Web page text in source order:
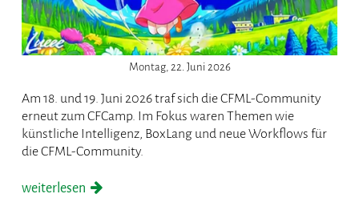
Montag, 22. Juni 2026
Am 18. und 19. Juni 2026 traf sich die CFML-Community
erneut zum CFCamp. Im Fokus waren Themen wie
künstliche Intelligenz, BoxLang und neue Workflows für
die CFML-Community.
weiterlesen